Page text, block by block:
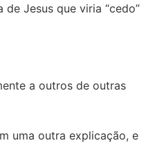
Jesus que viria “cedo”
a outros de outras
uma outra explicação, e